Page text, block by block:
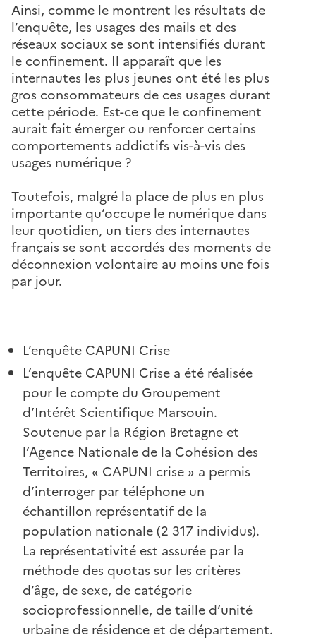
Ainsi, comme le montrent les résultats de
l’enquête, les usages des mails et des
réseaux sociaux se sont intensifiés durant
le confinement. Il apparaît que les
internautes les plus jeunes ont été les plus
gros consommateurs de ces usages durant
cette période. Est-ce que le confinement
aurait fait émerger ou renforcer certains
comportements addictifs vis-à-vis des
usages numérique ?
Toutefois, malgré la place de plus en plus
importante qu’occupe le numérique dans
leur quotidien, un tiers des internautes
français se sont accordés des moments de
déconnexion volontaire au moins une fois
par jour.
L’enquête CAPUNI Crise
L’enquête CAPUNI Crise a été réalisée
pour le compte du Groupement
d’Intérêt Scientifique Marsouin.
Soutenue par la Région Bretagne et
l’Agence Nationale de la Cohésion des
Territoires, « CAPUNI crise » a permis
d’interroger par téléphone un
échantillon représentatif de la
population nationale (2 317 individus).
La représentativité est assurée par la
méthode des quotas sur les critères
d’âge, de sexe, de catégorie
socioprofessionnelle, de taille d’unité
urbaine de résidence et de département.